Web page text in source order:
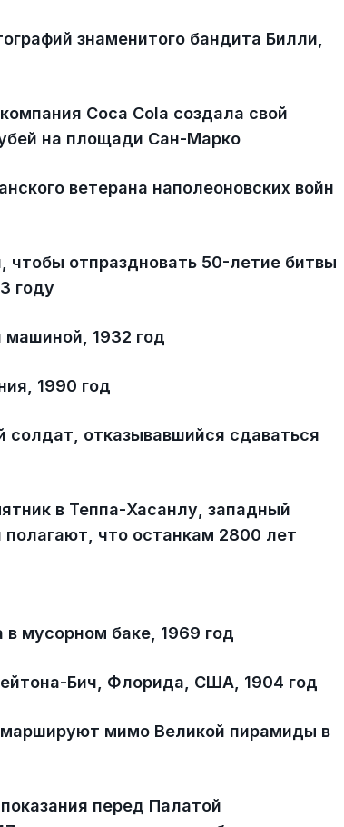
знаменитого бандита Билли,
Coca Cola создала свой
на площади Сан-Марко
ветерана наполеоновских войн
отпраздновать 50-летие битвы
году
машиной, 1932 год
1990 год
солдат, отказывавшийся сдаваться
в Теппа-Хасанлу, западный
что останкам 2800 лет
мусорном баке, 1969 год
Бич, Флорида, США, 1904 год
мимо Великой пирамиды в
перед Палатой